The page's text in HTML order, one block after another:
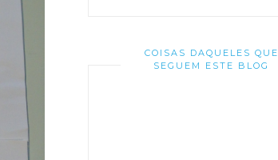
COISAS DAQUELES QUE
SEGUEM ESTE BLOG